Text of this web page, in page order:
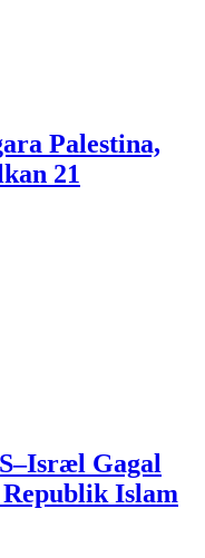
Palestina,
21
Gagal
Islam